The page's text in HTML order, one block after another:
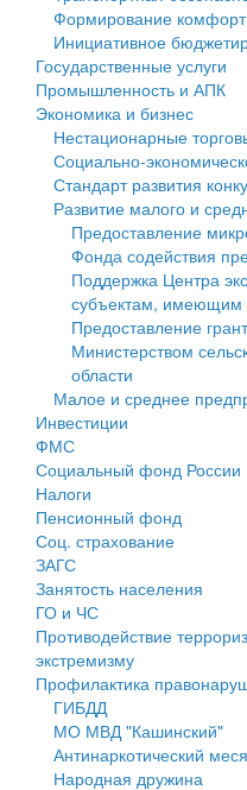
Государственные услуги
Промышленность и АПК
Экономика и бизнес
Символика
Устав
Гостям округа
Туризм
Культура
Образование
Здравоохранение
Социальная защита
Фотоальбом
муниципального округа
Администрация
Тверской области
Управление сельскими
Открытые данные
Работа с обращениями
Муниципальный
Муниципальные услуги
Проекты
Антимонопольный
Противодействие
Финансовое управление
Бюджет для граждан
Имущество
Выявление
объектов недвижимости
Имущественная
среднего
Информационная
среднего
Муниципальные
Контрольно-счетная
Персональные данные
Оценка регулирующего
Деятельность МУ
Нормативы
Правила
Формирование
Инициативное
Государственные услуги
Промышленность и АПК
Экономика и бизнес
Нестационарные
Социально-
Стандарт развития
Развитие малого и
Предоставление
Фонда содействия
Поддержка Центра
субъектам, имеющим
Предоставление
Министерством
области
Малое и среднее
Инвестиции
ФМС
Социальный фонд России
Налоги
Пенсионный фонд
Соц. страхование
ЗАГС
Занятость населения
ГО и ЧС
Противодействие
экстремизму
Профилактика
ГИБДД
МО МВД "Кашинский"
Антинаркотический
Народная дружина